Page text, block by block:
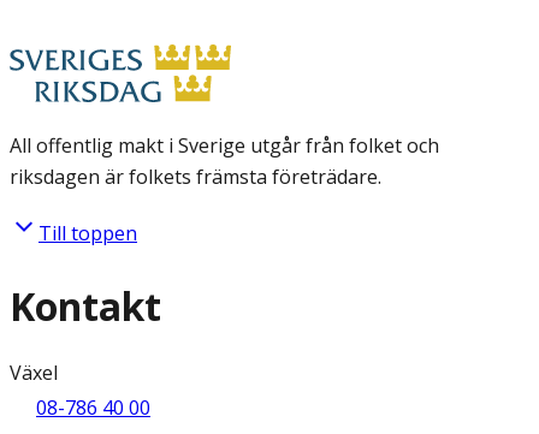
All offentlig makt i Sverige utgår från folket och
riksdagen är folkets främsta företrädare.
Till toppen
Kontakt
Växel
08-786 40 00